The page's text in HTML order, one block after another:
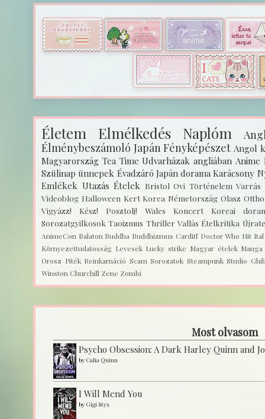
Életem Elmélkedés Naplóm
Élménybeszámoló JapánFényképészet Angol
Magyarország Tea Time Udvarházak angliában Anime
Szülinap ünnepek Évadzáró Japán dorama Karácsony
Emlékek Utazás Ételek Bristol Ovi Történelem Varrás
Videoblog Halloween Kert Korea Németország Olasz
Vigyázz! Kész! Posztolj!
Wales Koncert
Koreai
Sorozatgyilkosok Taoizmus Thriller Vallás Ételkritika
AnimeCon Balaton Buddha Buddhizmus Cardiff Doctor Who Hit
Környezettudatosság Levesek Lucky strike Magyar ételek Manga
Orosz Piték Reinkarnáció Scam Sorozatok Steampunk Studio
Winston Churchill Zene Zombi
Most olvasom
Psycho Obsession: A Dark Harley Quinn and
by Calia Quinn
I Will Mend You
by Gigi Styx